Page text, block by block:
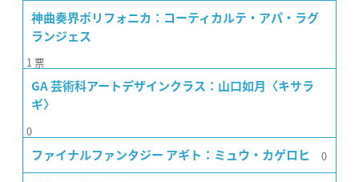
神曲奏界ポリフォニカ：コーティカルテ・アパ・ラグ
ランジェス
1 票
GA 芸術科アートデザインクラス：山口如月〈キサラ
ギ〉
0
ファイナルファンタジー アギト：ミュウ・カゲロヒ 0